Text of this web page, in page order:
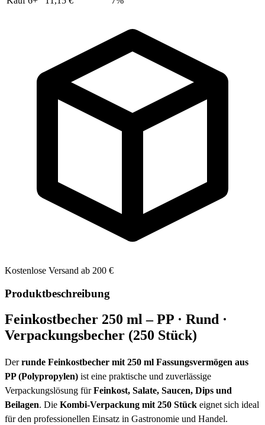
Kostenlose Versand ab 200 €
Produktbeschreibung
Feinkostbecher 250 ml – PP · Rund ·
Verpackungsbecher (250 Stück)
Derrunde Feinkostbecher mit 250 ml Fassungsvermögen aus
PP (Polypropylen) ist eine praktische und zuverlässige
Verpackungslösung fürFeinkost, Salate, Saucen, Dips und
Beilagen. Die Kombi-Verpackung mit 250 Stück eignet sich ideal
für den professionellen Einsatz in Gastronomie und Handel.